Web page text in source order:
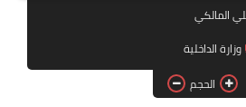
قطع الاراضي
المالكي
وزارة الداخلية
الحجم